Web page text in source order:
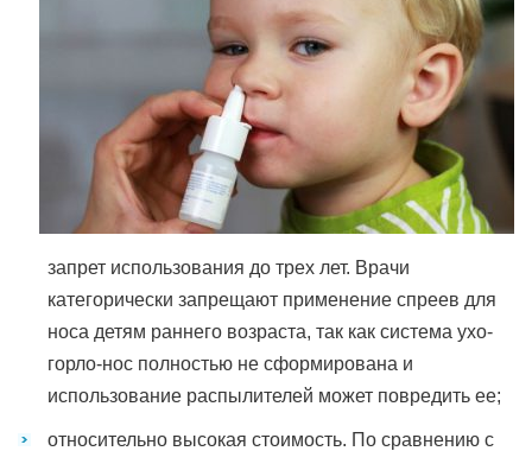
запрет использования до трех лет. Врачи
категорически запрещают применение спреев для
носа детям раннего возраста, так как система ухо-
горло-нос полностью не сформирована и
использование распылителей может повредить ее;
относительно высокая стоимость. По сравнению с